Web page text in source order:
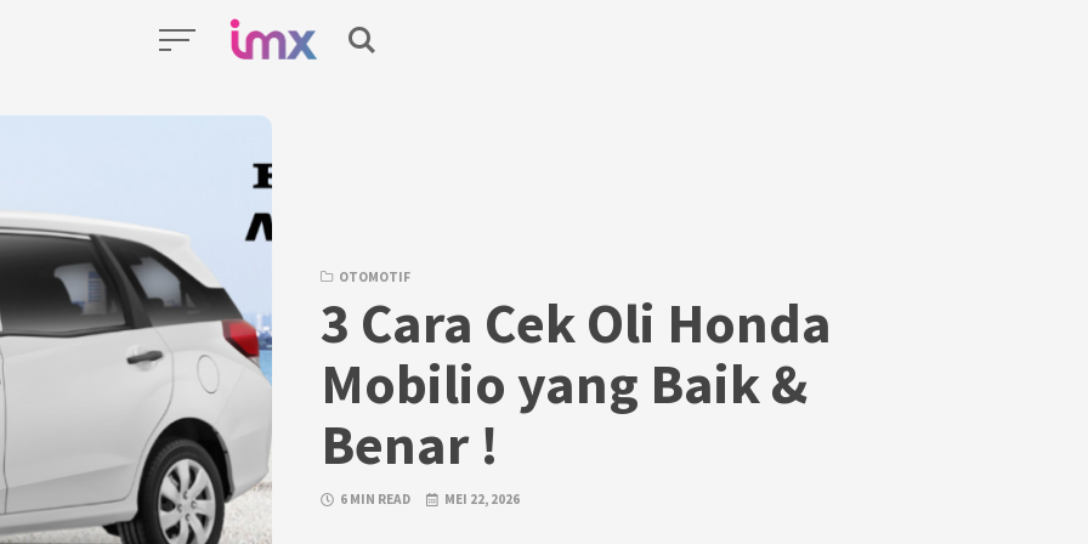
OTOMOTIF
3 Cara Cek Oli Honda
Mobilio yang Baik &
Benar !
6 MIN READ MEI 22, 2026